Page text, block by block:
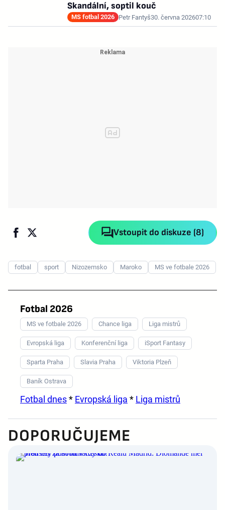
Skandální, soptil kouč
MS fotbal 2026 Petr Fantyš30. června 202607:10
Vstoupit do diskuze (8)
fotbal sport Nizozemsko Maroko MS ve fotbale 2026
Fotbal 2026
MS ve fotbale 2026 Chance liga Liga mistrů
Evropská liga Konferenční liga iSport Fantasy
Sparta Praha Slavia Praha Viktoria Plzeň
Baník Ostrava
Fotbal dnes* Evropská liga * Liga mistrů
DOPORUČUJEME